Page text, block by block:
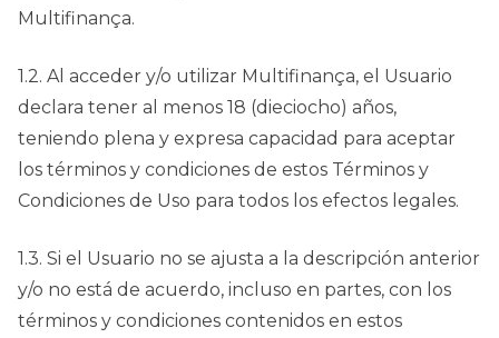
Multifinança.
1.2. Al acceder y/o utilizar Multifinança, el Usuario
declara tener al menos 18 (dieciocho) años,
teniendo plena y expresa capacidad para aceptar
los términos y condiciones de estos Términos y
Condiciones de Uso para todos los efectos legales.
1.3. Si el Usuario no se ajusta a la descripción anterior
y/o no está de acuerdo, incluso en partes, con los
términos y condiciones contenidos en estos